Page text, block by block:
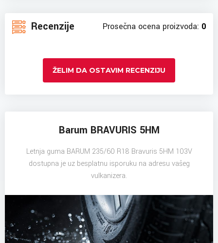
Recenzije Prosečna ocena proizvoda: 0
ŽELIM DA OSTAVIM RECENZIJU
Barum BRAVURIS 5HM
Letnja guma BARUM 235/60 R18 Bravuris 5HM 103V
dostupna je uz besplatnu isporuku na adresu vašeg
vulkanizera.